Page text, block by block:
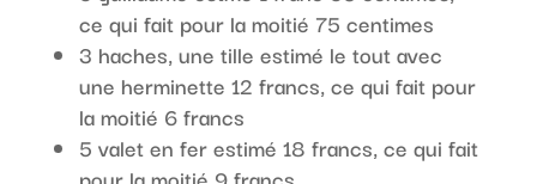
ce qui fait pour la moitié 75 centimes
3 haches, une tille estimé le tout avec
une herminette 12 francs, ce qui fait pour
la moitié 6 francs
5 valet en fer estimé 18 francs, ce qui fait